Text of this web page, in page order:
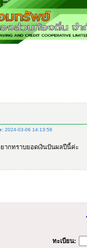
2024-03-06 14:13:56
ากทราบยอดเงินปันผลปีนี้ค่ะ
ทะเบียน: